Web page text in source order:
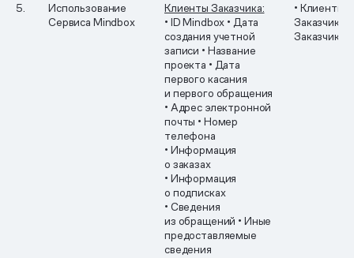
5.
Использование
Сервиса Mindbox
Клиенты Заказчика:
• ID Mindbox • Дата
создания учетной
записи • Название
проекта • Дата
первого касания
и первого обращения
• Адрес электронной
почты • Номер
телефона
• Информация
о заказах
• Информация
о подписках
• Сведения
из обращений • Иные
предоставляемые
сведения
• Клиенты
Заказчика
Заказчика